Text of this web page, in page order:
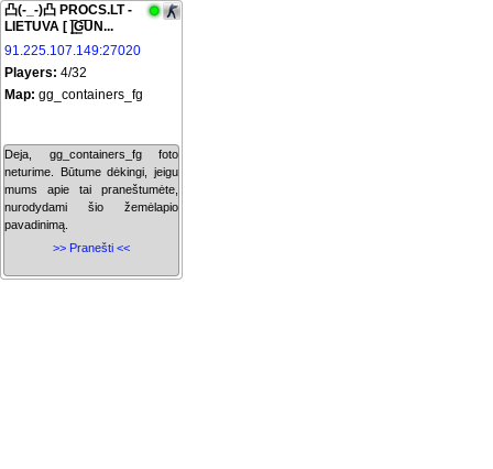
凸(-_-)凸 PROCS.LT -
LIETUVA [ |͇̿G͇̿U̿N...
91.225.107.149:27020
Players: 4/32
Map: gg_containers_fg
Deja, gg_containers_fg foto
neturime. Būtume dėkingi, jeigu
mums apie tai praneštumėte,
nurodydami šio žemėlapio
pavadinimą.
>> Pranešti <<